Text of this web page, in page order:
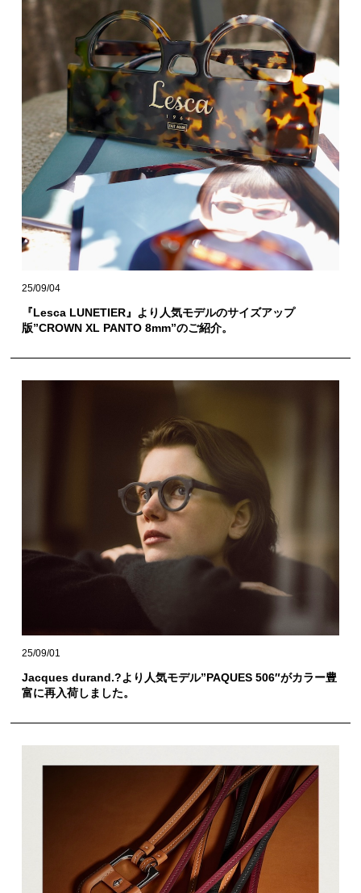
25/09/04
『Lesca LUNETIER』より人気モデルのサイズアップ
版”CROWN XL PANTO 8mm”のご紹介。
25/09/01
Jacques durand.?より人気モデル”PAQUES 506″がカラー豊
富に再入荷しました。